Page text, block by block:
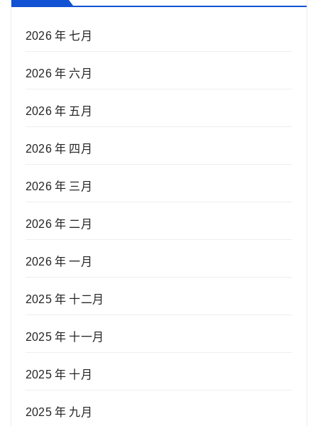
2026 年 七月
2026 年 六月
2026 年 五月
2026 年 四月
2026 年 三月
2026 年 二月
2026 年 一月
2025 年 十二月
2025 年 十一月
2025 年 十月
2025 年 九月